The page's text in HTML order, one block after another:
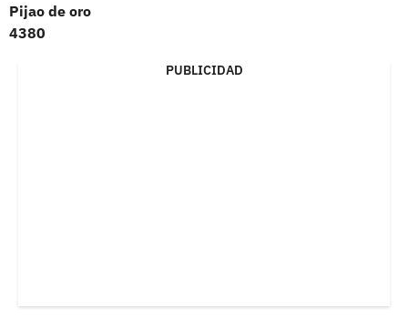
Pijao de oro
4380
PUBLICIDAD